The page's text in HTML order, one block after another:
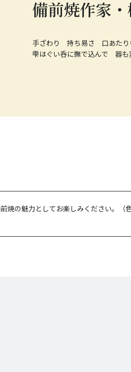
備前焼作家
手ざわり 持ち易さ 口あた
雫はぐい呑に撫で込んで 器
の魅力としてお楽しみください。（